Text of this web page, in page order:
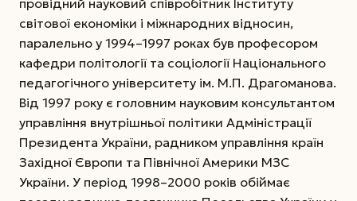
провідний науковий співробітник Інституту
світової економіки і міжнародних відносин,
паралельно у 1994–1997 роках був професором
кафедри політології та соціології Національного
педагогічного університету ім. М.П. Драгоманова.
Від 1997 року є головним науковим консультантом
управління внутрішньої політики Адміністрації
Президента України, радником управління країн
Західної Європи та Північної Америки МЗС
України. У період 1998–2000 ро­ків обіймає